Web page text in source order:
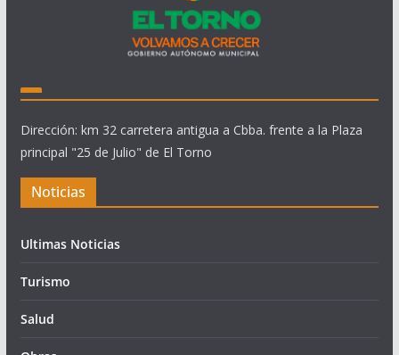
Dirección: km 32 carretera antigua a Cbba. frente a la Plaza
principal "25 de Julio" de El Torno
Noticias
Ultimas Noticias
Turismo
Salud